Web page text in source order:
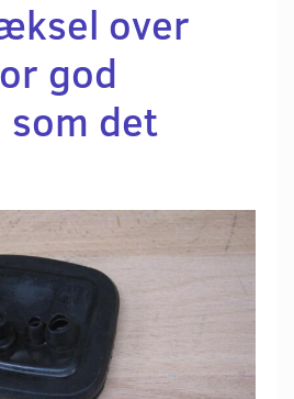
over
god
det